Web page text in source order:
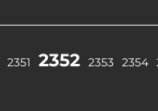
2351 2352 2353 2354